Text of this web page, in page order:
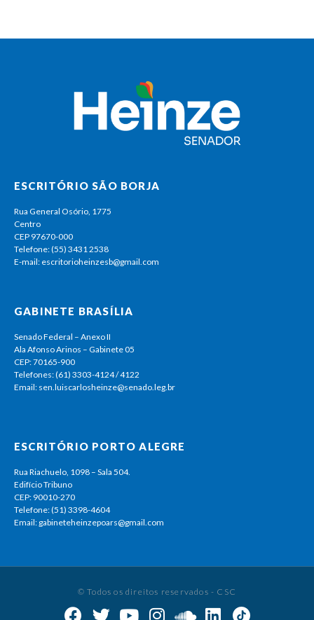
ESCRITÓRIO SÃO BORJA
Rua General Osório, 1775
Centro
CEP 97670-000
Telefone: (55) 3431 2538
E-mail: escritorioheinzesb@gmail.com
GABINETE BRASÍLIA
Senado Federal – Anexo II
Ala Afonso Arinos – Gabinete 05
CEP: 70165-900
Telefones: (61) 3303-4124 / 4122
Email: sen.luiscarlosheinze@senado.leg.br
ESCRITÓRIO PORTO ALEGRE
Rua Riachuelo, 1098 – Sala 504.
Edifício Tribuno
CEP: 90010-270
Telefone: (51) 3398-4604
Email: gabineteheinzepoars@gmail.com
© Todos os direitos reservados - CSC